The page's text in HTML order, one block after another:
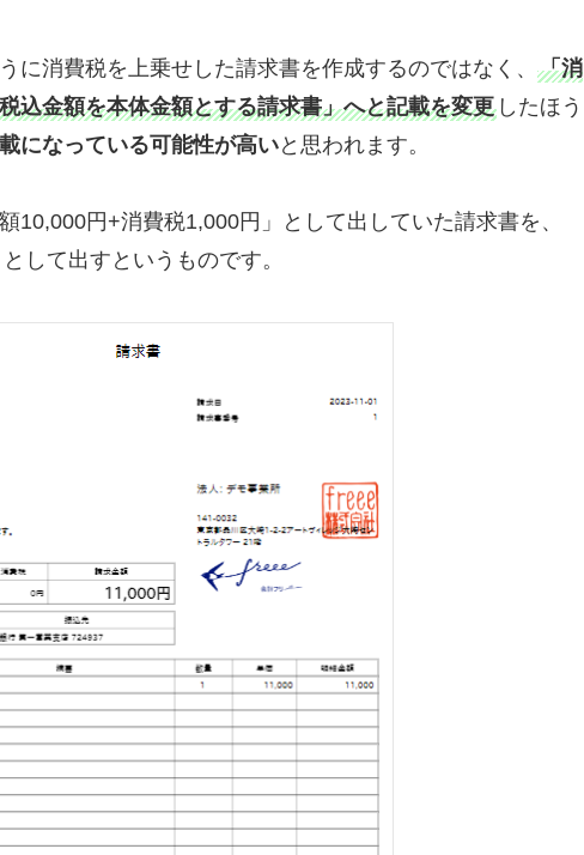
に消費税を上乗せした請求書を作成するのではなく、 「消
込金額を本体金額とする請求書」へと記載を変更 したほう
になっている可能性が高いと思われます。
10,000円+消費税1,000円」として出していた請求書を、
して出すというものです。